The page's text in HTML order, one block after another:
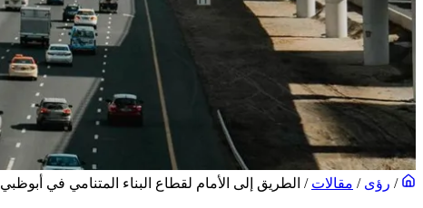
/ رؤى / مقالات / الطريق إلى الأمام لقطاع البناء المتنامي في أبوظبي